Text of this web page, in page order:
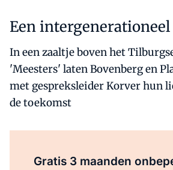
Een
In een zaaltje boven het
'Meesters' laten Bovenberg en
met gespreksleider Korver hun
de toekomst
Gratis 3 maanden